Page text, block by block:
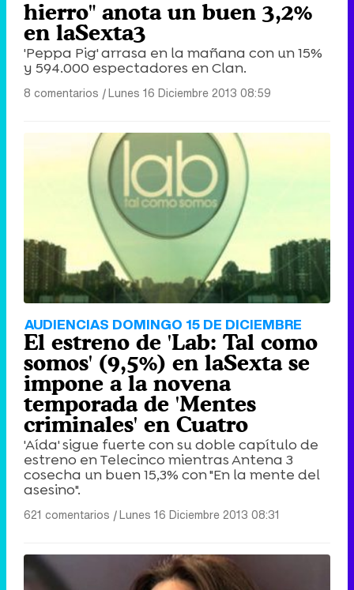
hierro" anota un buen 3,2%
en laSexta3
'Peppa Pig' arrasa en la mañana con un 15%
y 594.000 espectadores en Clan.
8 comentarios |Lunes 16 Diciembre 2013 08:59
AUDIENCIAS DOMINGO 15 DE DICIEMBRE
El estreno de 'Lab: Tal como
somos' (9,5%) en laSexta se
impone a la novena
temporada de 'Mentes
criminales' en Cuatro
'Aída' sigue fuerte con su doble capítulo de
estreno en Telecinco mientras Antena 3
cosecha un buen 15,3% con "En la mente del
asesino".
621 comentarios |Lunes 16 Diciembre 2013 08:31